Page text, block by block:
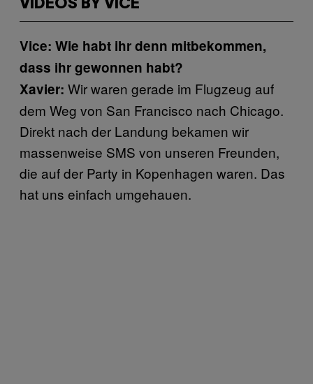
VIDEOS BY VICE
Vice: Wie habt ihr denn mitbekommen,
dass ihr gewonnen habt?
Xavier: Wir waren gerade im Flugzeug auf
dem Weg von San Francisco nach Chicago.
Direkt nach der Landung bekamen wir
massenweise SMS von unseren Freunden,
die auf der Party in Kopenhagen waren. Das
hat uns einfach umgehauen.